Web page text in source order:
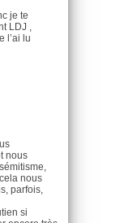
je te
LDJ ,
l’ai lu
nous
nous
parfois,
si